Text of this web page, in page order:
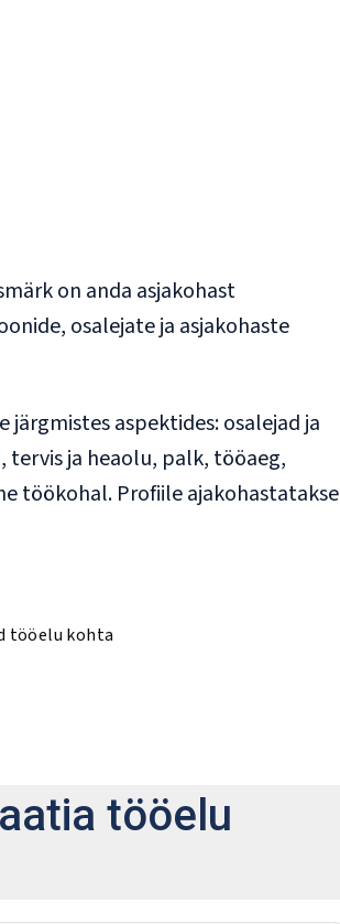
on anda asjakohast
osalejate ja asjakohaste
aspektides: osalejad ja
ja heaolu, palk, tööaeg,
töökohal. Profiile ajakohastatakse
tööelu kohta
tööelu